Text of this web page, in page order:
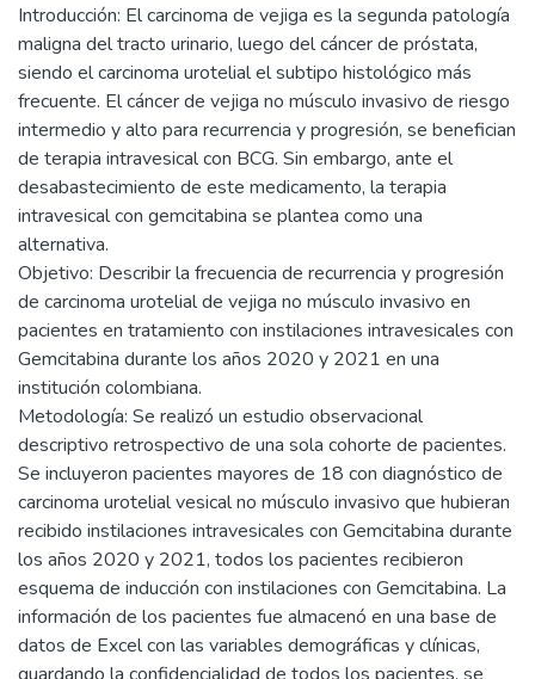
Introducción: El carcinoma de vejiga es la segunda patología
maligna del tracto urinario, luego del cáncer de próstata,
siendo el carcinoma urotelial el subtipo histológico más
frecuente. El cáncer de vejiga no músculo invasivo de riesgo
intermedio y alto para recurrencia y progresión, se benefician
de terapia intravesical con BCG. Sin embargo, ante el
desabastecimiento de este medicamento, la terapia
intravesical con gemcitabina se plantea como una
alternativa.
Objetivo: Describir la frecuencia de recurrencia y progresión
de carcinoma urotelial de vejiga no músculo invasivo en
pacientes en tratamiento con instilaciones intravesicales con
Gemcitabina durante los años 2020 y 2021 en una
institución colombiana.
Metodología: Se realizó un estudio observacional
descriptivo retrospectivo de una sola cohorte de pacientes.
Se incluyeron pacientes mayores de 18 con diagnóstico de
carcinoma urotelial vesical no músculo invasivo que hubieran
recibido instilaciones intravesicales con Gemcitabina durante
los años 2020 y 2021, todos los pacientes recibieron
esquema de inducción con instilaciones con Gemcitabina. La
información de los pacientes fue almacenó en una base de
datos de Excel con las variables demográficas y clínicas,